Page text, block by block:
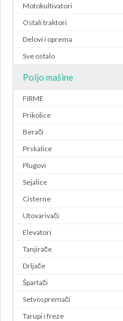
Motokultivatori
Ostali traktori
Delovi i oprema
Sve ostalo
Poljo mašine
FIRME
Prikolice
Berači
Prskalice
Plugovi
Sejalice
Cisterne
Utovarivači
Elevatori
Tanjirače
Drljače
Špartači
Setvospremači
Tarupi i freze